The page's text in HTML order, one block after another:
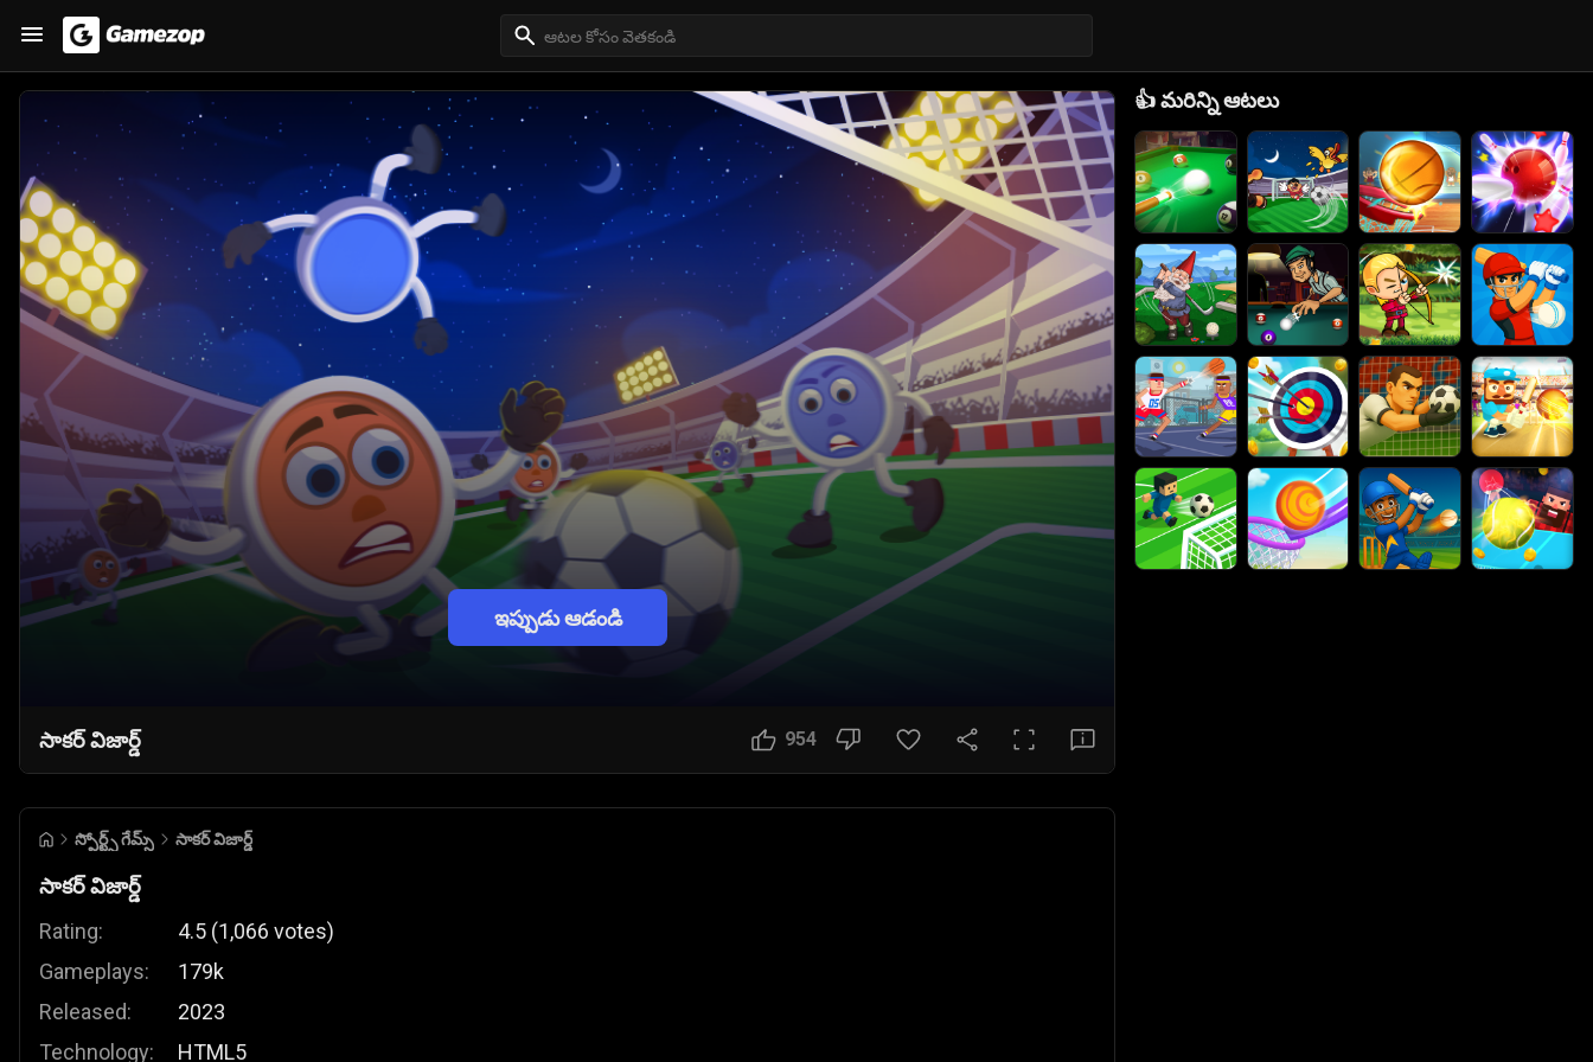
ఇప్పుడు ఆడండి
సాకర్ విజార్డ్ 954
స్పోర్ట్స్ గేమ్స్ సాకర్ విజార్డ్
సాకర్ విజార్డ్
Rating:
Gameplays:
Released:
Technology:
4.5 (1,066 votes)
179k
2023
HTML5
👍మరిన్ని ఆటలు